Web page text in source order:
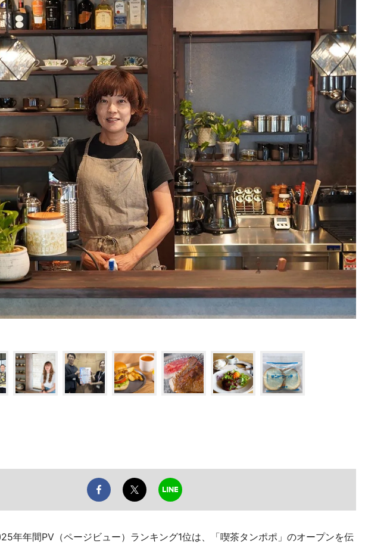
年年間PV（ページビュー）ランキング1位は、「喫茶タンポポ」のオープンを伝